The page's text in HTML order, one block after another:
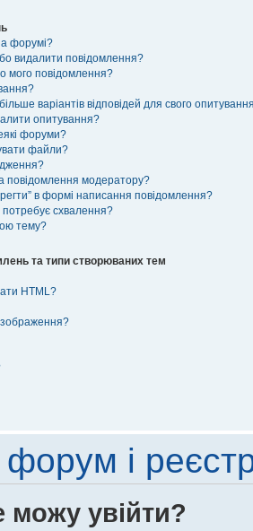
форумі?
видалити повідомлення?
мого повідомлення?
варіантів відповідей для свого
опитування?
форуми?
файли?
повідомлення модератору?
в формі написання повідомлення?
схвалення?
тему?
та типи створюваних тем
HTML?
і
можу увійти?